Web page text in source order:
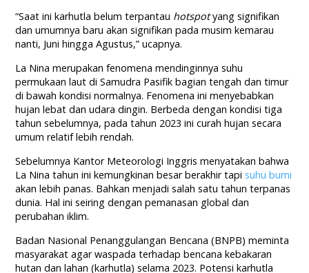
“Saat ini karhutla belum terpantau hotspotyang signifikan
dan umumnya baru akan signifikan pada musim kemarau
nanti, Juni hingga Agustus,” ucapnya.
La Nina merupakan fenomena mendinginnya suhu
permukaan laut di Samudra Pasifik bagian tengah dan timur
di bawah kondisi normalnya. Fenomena ini menyebabkan
hujan lebat dan udara dingin. Berbeda dengan kondisi tiga
tahun sebelumnya, pada tahun 2023 ini curah hujan secara
umum relatif lebih rendah.
Sebelumnya Kantor Meteorologi Inggris menyatakan bahwa
La Nina tahun ini kemungkinan besar berakhir tapi suhu bumi
akan lebih panas. Bahkan menjadi salah satu tahun terpanas
dunia. Hal ini seiring dengan pemanasan global dan
perubahan iklim.
Badan Nasional Penanggulangan Bencana (BNPB) meminta
masyarakat agar waspada terhadap bencana kebakaran
hutan dan lahan (karhutla) selama 2023. Potensi karhutla